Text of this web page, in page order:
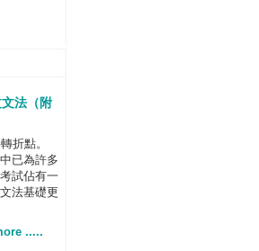
法（附
折點。
已為許多
試佔有一
法基礎更
.....